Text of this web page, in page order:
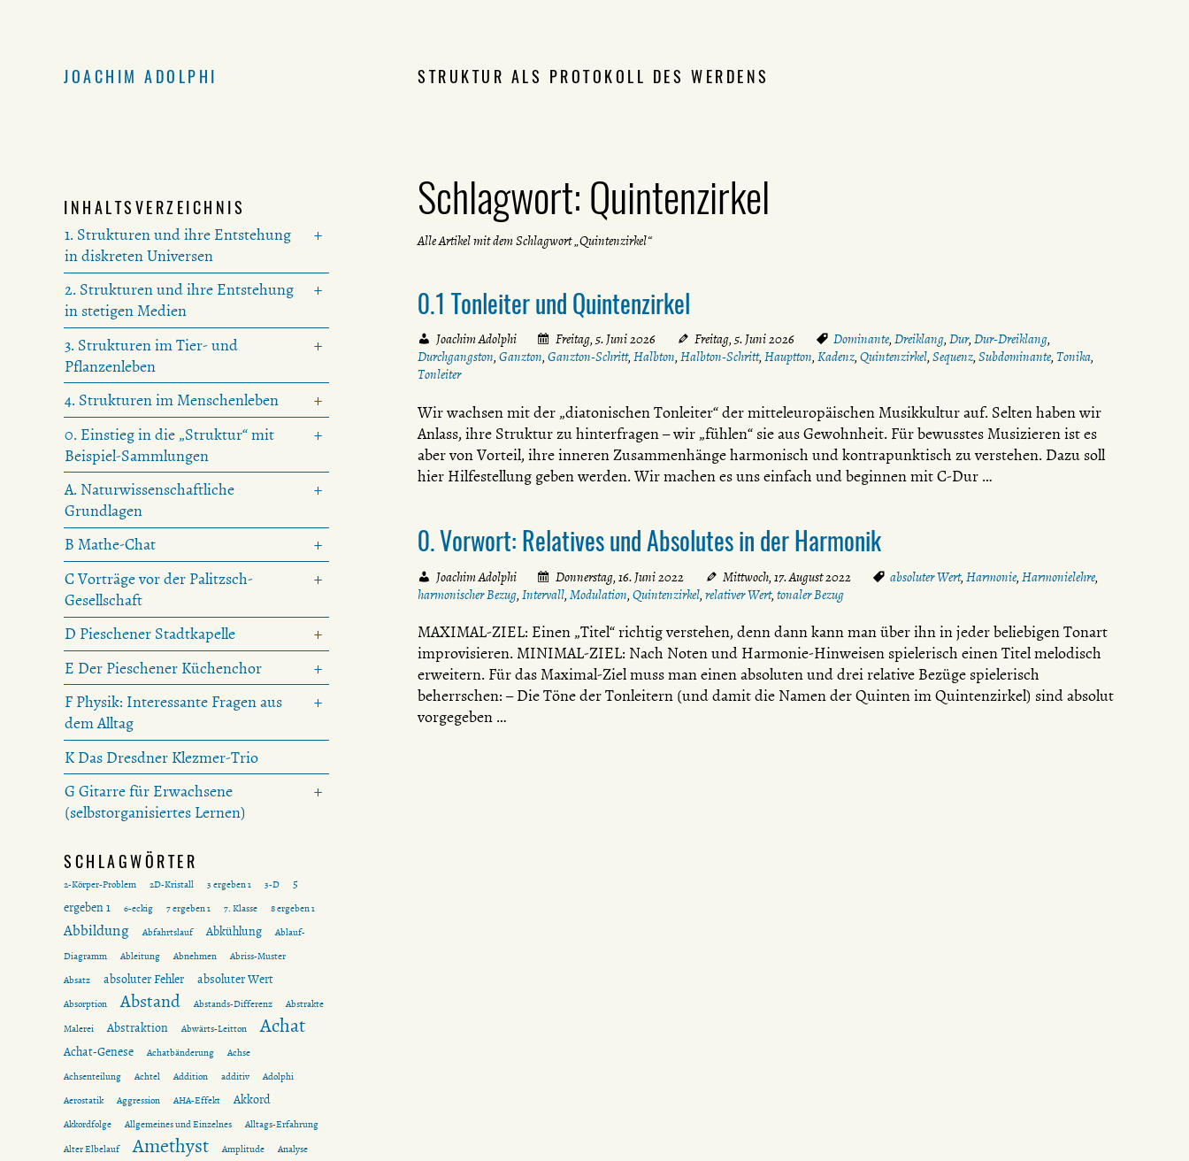
JOACHIM ADOLPHI STRUKTUR ALS PROTOKOLL DES WERDENS
Schlagwort:Quintenzirkel
Alle Artikel mit dem Schlagwort „Quintenzirkel“
0.1 Tonleiter und Quintenzirkel
Joachim Adolphi Freitag, 5. Juni 2026 Freitag, 5. Juni 2026 Dominante,Dreiklang,Dur,Dur-Dreiklang,
Durchgangston, Ganzton, Ganzton-Schritt, Halbton, Halbton-Schritt, Hauptton, Kadenz, Quintenzirkel, Sequenz, Subdominante, Tonika,
Tonleiter
Wir wachsen mit der „diatonischen Tonleiter“ der mitteleuropäischen Musikkultur auf. Selten haben wir
Anlass, ihre Struktur zu hinterfragen – wir „fühlen“ sie aus Gewohnheit. Für bewusstes Musizieren ist es
aber von Vorteil, ihre inneren Zusammenhänge harmonisch und kontrapunktisch zu verstehen. Dazu soll
hier Hilfestellung geben werden. Wir machen es uns einfach und beginnen mit C-Dur …
0. Vorwort: Relatives und Absolutes in der Harmonik
Joachim Adolphi Donnerstag, 16. Juni 2022 Mittwoch, 17. August 2022 absoluter Wert,Harmonie,Harmonielehre,
harmonischer Bezug, Intervall, Modulation, Quintenzirkel, relativer Wert, tonaler Bezug
MAXIMAL-ZIEL: Einen „Titel“ richtig verstehen, denn dann kann man über ihn in jeder beliebigen Tonart
improvisieren. MINIMAL-ZIEL: Nach Noten und Harmonie-Hinweisen spielerisch einen Titel melodisch
erweitern. Für das Maximal-Ziel muss man einen absoluten und drei relative Bezüge spielerisch
beherrschen: – Die Töne der Tonleitern (und damit die Namen der Quinten im Quintenzirkel) sind absolut
vorgegeben …
INHALTSVERZEICHNIS
1. Strukturen und ihre Entstehung
in diskreten Universen
2. Strukturen und ihre Entstehung
in stetigen Medien
3. Strukturen im Tier- und
Pflanzenleben
4. Strukturen im Menschenleben
0. Einstieg in die „Struktur“ mit
Beispiel-Sammlungen
A. Naturwissenschaftliche
Grundlagen
B Mathe-Chat
C Vorträge vor der Palitzsch-
Gesellschaft
D Pieschener Stadtkapelle
E Der Pieschener Küchenchor
F Physik: Interessante Fragen aus
dem Alltag
K Das Dresdner Klezmer-Trio
G Gitarre für Erwachsene
(selbstorganisiertes Lernen)
SCHLAGWÖRTER
2-Körper-Problem 2D-Kristall 3 ergeben 1 3-D
5
ergeben 1
6-eckig 7 ergeben 1 7. Klasse 8 ergeben 1
Abbildung Abfahrtslauf Abkühlung
Ablauf-
Diagramm
Ableitung Abnehmen
Abriss-Muster
Absatz
absoluter Fehler absoluter Wert
Absorption Abstand Abstands-Differenz
Abstrakte
Malerei
Abstraktion Abwärts-Leitton Achat
Achat-Genese Achatbänderung
Achse
Achsenteilung
Achtel Addition additiv
Adolphi
Aerostatik
Aggression AHA-Effekt Akkord
Akkordfolge Allgemeines und Einzelnes
Alltags-Erfahrung
Alter Elbelauf
Amethyst Amplitude
Analyse